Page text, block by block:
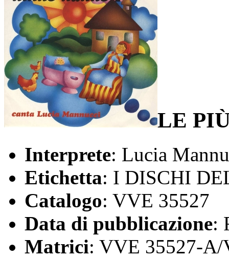
LE
Interprete: Lucia
Etichetta: I DISCHI
Catalogo: VVE 35527
Data di pubblicazione:
Matrici: VVE 35527-